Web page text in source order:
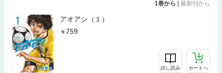
1巻から | 最新刊から
アオアシ（１）
759
試し読み カートへ